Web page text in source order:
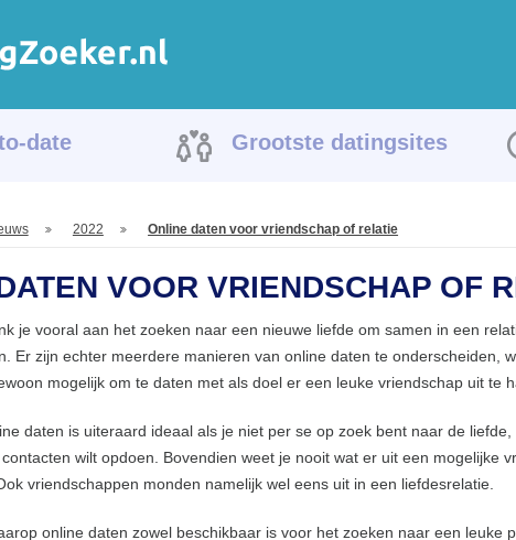
date Grootste datingsites
2022 Online daten voor vriendschap of relatie
VOOR VRIENDSCHAP OF
je vooral aan het zoeken naar een nieuwe liefde om samen in een
Er zijn echter meerdere manieren van online daten te onderscheiden,
mogelijk om te daten met als doel er een leuke vriendschap uit te
daten is uiteraard ideaal als je niet per se op zoek bent naar de liefde,
wilt opdoen. Bovendien weet je nooit wat er uit een mogelijke
vriendschappen monden namelijk wel eens uit in een liefdesrelatie.
online daten zowel beschikbaar is voor het zoeken naar een leuke